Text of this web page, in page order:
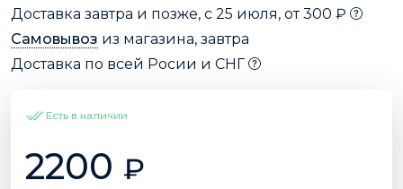
Доставка завтра и позже, с 25 июля, от 300 ₽
Самовывоз из магазина, завтра
Доставка по всей Росии и СНГ
Есть в наличии
2200 ₽